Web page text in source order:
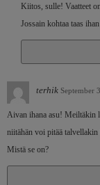
Kiitos, sulle! Vaatteet
Jossain kohtaa taas
terhik September
Aivan ihana asu! Meiltäkin
niitähän voi pitää
Mistä se on?